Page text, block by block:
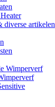
diverse artikelen
Wimperverf